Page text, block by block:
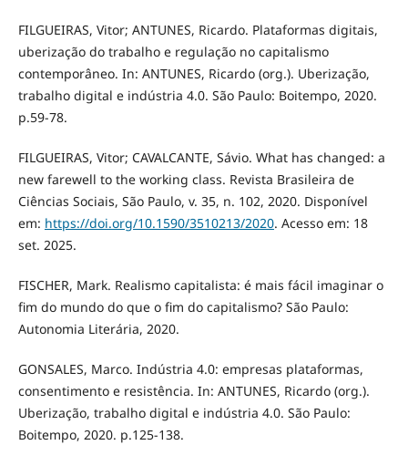
FILGUEIRAS, Vitor; ANTUNES, Ricardo. Plataformas digitais,
uberização do trabalho e regulação no capitalismo
contemporâneo. In: ANTUNES, Ricardo (org.). Uberização,
trabalho digital e indústria 4.0. São Paulo: Boitempo, 2020.
p.59-78.
FILGUEIRAS, Vitor; CAVALCANTE, Sávio. What has changed: a
new farewell to the working class. Revista Brasileira de
Ciências Sociais, São Paulo, v. 35, n. 102, 2020. Disponível
em: https://doi.org/10.1590/3510213/2020. Acesso em: 18
set. 2025.
FISCHER, Mark. Realismo capitalista: é mais fácil imaginar o
fim do mundo do que o fim do capitalismo? São Paulo:
Autonomia Literária, 2020.
GONSALES, Marco. Indústria 4.0: empresas plataformas,
consentimento e resistência. In: ANTUNES, Ricardo (org.).
Uberização, trabalho digital e indústria 4.0. São Paulo:
Boitempo, 2020. p.125-138.